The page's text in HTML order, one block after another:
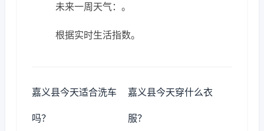
未来一周天气：。
根据实时生活指数。
嘉义县今天适合洗车
吗？
嘉义县今天穿什么衣
服？